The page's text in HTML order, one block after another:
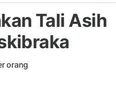
Tali Asih
orang